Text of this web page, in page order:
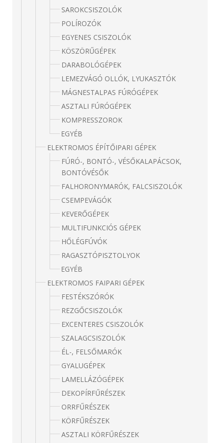
SAROKCSISZOLÓK
POLÍROZÓK
EGYENES CSISZOLÓK
KÖSZÖRŰGÉPEK
DARABOLÓGÉPEK
LEMEZVÁGÓ OLLÓK, LYUKASZTÓK
MÁGNESTALPAS FÚRÓGÉPEK
ASZTALI FÚRÓGÉPEK
KOMPRESSZOROK
EGYÉB
ELEKTROMOS ÉPÍTŐIPARI GÉPEK
FÚRÓ-, BONTÓ-, VÉSŐKALAPÁCSOK,
BONTÓVÉSŐK
FALHORONYMARÓK, FALCSISZOLÓK
CSEMPEVÁGÓK
KEVERŐGÉPEK
MULTIFUNKCIÓS GÉPEK
HŐLÉGFÚVÓK
RAGASZTÓPISZTOLYOK
EGYÉB
ELEKTROMOS FAIPARI GÉPEK
FESTÉKSZÓRÓK
REZGŐCSISZOLÓK
EXCENTERES CSISZOLÓK
SZALAGCSISZOLÓK
ÉL-, FELSŐMARÓK
GYALUGÉPEK
LAMELLÁZÓGÉPEK
DEKOPÍRFŰRÉSZEK
ORRFŰRÉSZEK
KÖRFŰRÉSZEK
ASZTALI KÖRFŰRÉSZEK